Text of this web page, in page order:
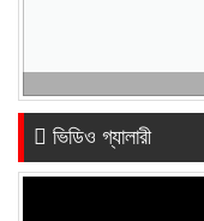
ভিডিও গ্যালারী